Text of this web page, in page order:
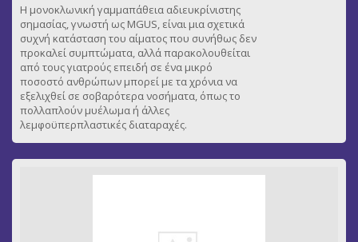
Η μονοκλωνική γαμμαπάθεια αδιευκρίνιστης
σημασίας, γνωστή ως MGUS, είναι μια σχετικά
συχνή κατάσταση του αίματος που συνήθως δεν
προκαλεί συμπτώματα, αλλά παρακολουθείται
από τους γιατρούς επειδή σε ένα μικρό
ποσοστό ανθρώπων μπορεί με τα χρόνια να
εξελιχθεί σε σοβαρότερα νοσήματα, όπως το
πολλαπλούν μυέλωμα ή άλλες
λεμφοϋπερπλαστικές διαταραχές.